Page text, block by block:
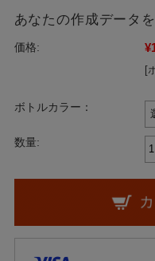
あなたの作成データ
価格:
[
ボトルカラー：
数量: